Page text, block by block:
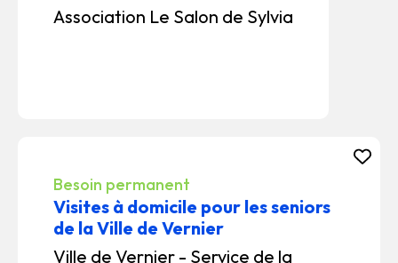
Association Le Salon de Sylvia
Besoin permanent
Visites à domicile pour les seniors
de la Ville de Vernier
Ville de Vernier - Service de la